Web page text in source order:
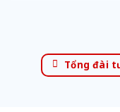
Tổng đài